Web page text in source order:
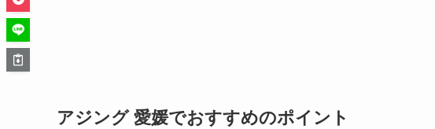
アジング 愛媛でおすすめのポイント